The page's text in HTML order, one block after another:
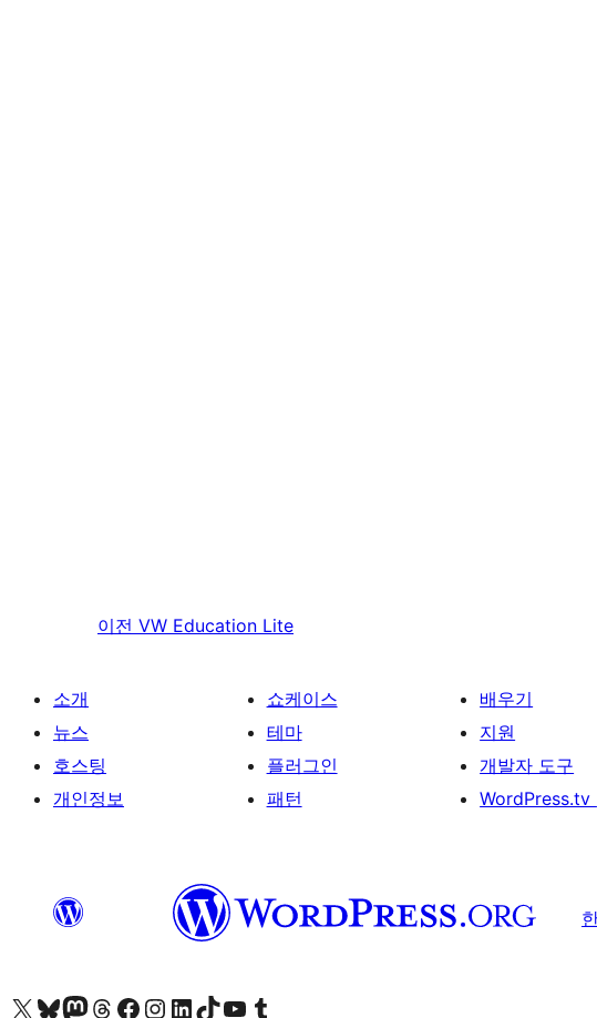
이전 VW Education Lite
소개
뉴스
호스팅
개인정보
쇼케이스
테마
플러그인
패턴
배우기
지원
개발자 도구
WordPress.tv
X(이전 트위터) 계정 방문하기블루스카이 계정 방문하기마스토돈 계정 방문하기스레드 계정 방문하기 페이스북 페이지 방문하기인스타그램 계정 방문하기 LinkedIn 계정 방문하기틱톡 계정 방문하기유튜브 채널 방문하기 텀블러 계정 방문하기